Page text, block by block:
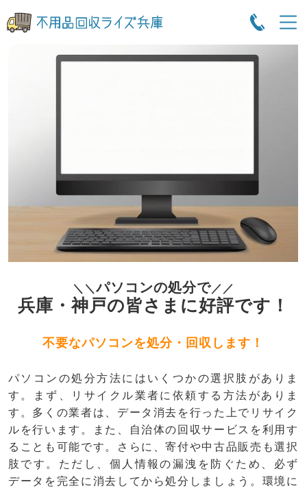
＼＼パソコンの処分で／／
兵庫・神戸の皆さまに好評です！
不要なパソコンを処分・回収します！
パソコンの処分方法にはいくつかの選択肢がありま
す。まず、リサイクル業者に依頼する方法がありま
す。多くの業者は、データ消去を行った上でリサイク
ルを行います。また、自治体の回収サービスを利用す
ることも可能です。さらに、寄付や中古品販売も選択
肢です。ただし、個人情報の漏洩を防ぐため、必ず
データを完全に消去してから処分しましょう。環境に